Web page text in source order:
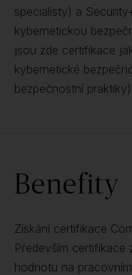
specialisty) a
kybernetickou
jsou zde certifikace
kybernetické
bezpečnostní
Benefity
Získání certifikace
Především
hodnotu na